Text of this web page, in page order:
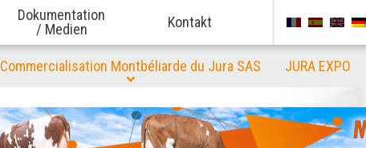
Dokumentation
/ Medien
Kontakt
Commercialisation Montbéliarde du Jura SAS JURA EXPO